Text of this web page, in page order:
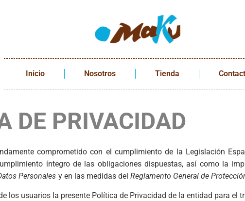
Inicio Nosotros Tienda
DE PRIVACIDAD
comprometido con el cumplimiento de la Legislación
íntegro de las obligaciones dispuestas, así como la
Personales y en las medidas del Reglamento General de
los usuarios la presente Política de Privacidad de la entidad para